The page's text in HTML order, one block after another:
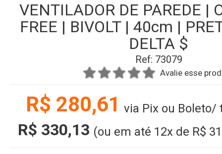
VENTILADOR DE PAREDE |
FREE | BIVOLT | 40cm |
DELTA $
Ref: 73079
Avalie esse
R$ 280,61 via Pix ou Boleto/
R$ 330,13 (ou em até 12x de R$